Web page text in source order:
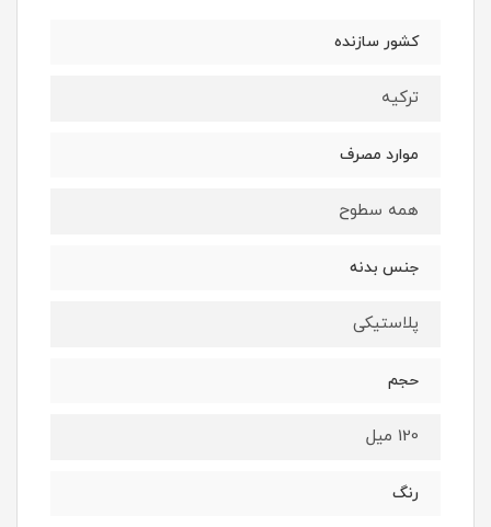
کشور سازنده
ترکیه
موارد مصرف
همه سطوح
جنس بدنه
پلاستیکی
حجم
120 میل
رنگ